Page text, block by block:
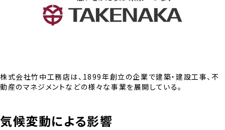
株式会社竹中工務店は、1899年創立の企業で建築・建設工事、不
動産のマネジメントなどの様々な事業を展開している。
気候変動による影響